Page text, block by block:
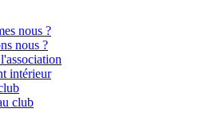
nous ?
nous ?
intérieur
club